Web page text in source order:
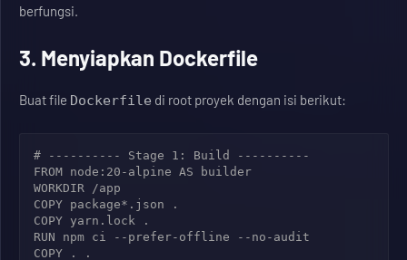
berfungsi.
3. Menyiapkan Dockerfile
Buat file Dockerfile di root proyek dengan isi berikut:
# ---------- Stage 1: Build ----------
FROM node:20-alpine AS builder
WORKDIR /app
COPY package*.json .
COPY yarn.lock .
RUN npm ci --prefer-offline --no-audit
COPY . .